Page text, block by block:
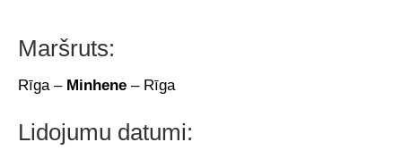
Maršruts:
Rīga – Minhene – Rīga
Lidojumu datumi: